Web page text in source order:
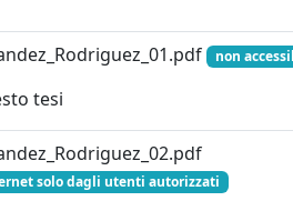
non
tesi
solo dagli utenti autorizzati